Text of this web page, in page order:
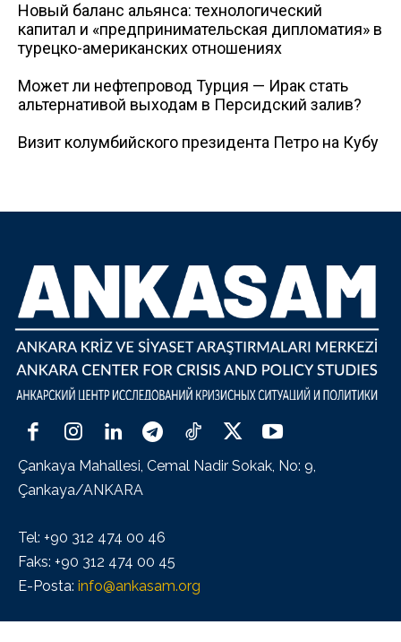
Новый баланс альянса: технологический
капитал и «предпринимательская дипломатия» в
турецко-американских отношениях
Может ли нефтепровод Турция — Ирак стать
альтернативой выходам в Персидский залив?
Визит колумбийского президента Петро на Кубу
Çankaya Mahallesi, Cemal Nadir Sokak, No: 9,
Çankaya/ANKARA
Tel: +90 312 474 00 46
Faks: +90 312 474 00 45
E-Posta: info@ankasam.org